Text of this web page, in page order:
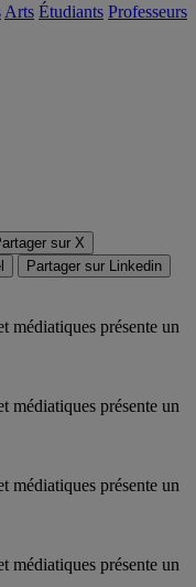
Arts Étudiants Professeurs
sur X
Partager sur Linkedin
médiatiques présente un
médiatiques présente un
médiatiques présente un
médiatiques présente un